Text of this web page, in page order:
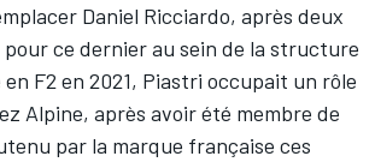
Daniel Ricciardo, après deux
ce dernier au sein de la structure
F2 en 2021, Piastri occupait un rôle
Alpine, après avoir été membre de
par la marque française ces